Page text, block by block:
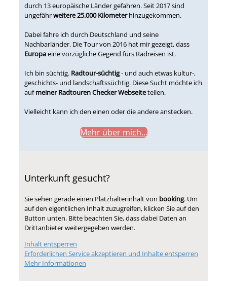
durch 13 europäische Länder gefahren. Seit 2017 sind
ungefährweitere 25.000 Kilometerhinzugekommen.
Dabei fahre ich durch Deutschland und seine
Nachbarländer. Die Tour von 2016 hat mir gezeigt, dass
Europaeine vorzügliche Gegend fürs Radreisen ist.
Ich bin süchtig. Radtour-süchtig- und auch etwas kultur-,
geschichts- und landschaftssüchtig. Diese Sucht möchte ich
aufmeiner Radtouren Checker Webseiteteilen.
Vielleicht kann ich den einen oder die andere anstecken.
Mehr über mich...
Unterkunft gesucht?
Sie sehen gerade einen Platzhalterinhalt von booking. Um
auf den eigentlichen Inhalt zuzugreifen, klicken Sie auf den
Button unten. Bitte beachten Sie, dass dabei Daten an
Drittanbieter weitergegeben werden.
Inhalt entsperren
Erforderlichen Service akzeptieren und Inhalte entsperren
Mehr Informationen